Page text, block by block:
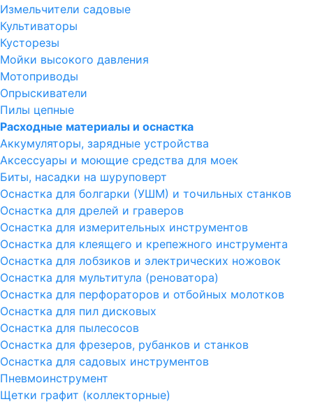
Измельчители садовые
Культиваторы
Кусторезы
Мойки высокого давления
Мотоприводы
Опрыскиватели
Пилы цепные
Расходные материалы и оснастка
Аккумуляторы, зарядные устройства
Аксессуары и моющие средства для моек
Биты, насадки на шуруповерт
Оснастка для болгарки (УШМ) и точильных станков
Оснастка для дрелей и граверов
Оснастка для измерительных инструментов
Оснастка для клеящего и крепежного инструмента
Оснастка для лобзиков и электрических ножовок
Оснастка для мультитула (реноватора)
Оснастка для перфораторов и отбойных молотков
Оснастка для пил дисковых
Оснастка для пылесосов
Оснастка для фрезеров, рубанков и станков
Оснастка для садовых инструментов
Пневмоинструмент
Щетки графит (коллекторные)